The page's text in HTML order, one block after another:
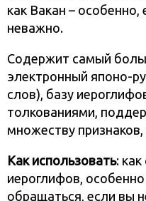
как Вакан – особенно,
неважно.
Содержит самый
электронный японо-
слов), базу
толкованиями,
множеству признаков,
Как использовать:
иероглифов,
обращаться, если вы